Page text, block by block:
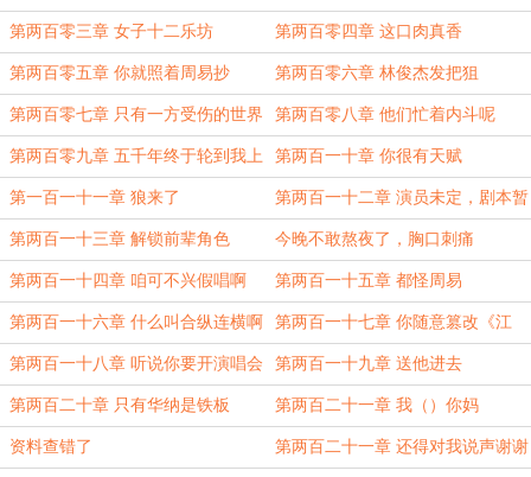
第两百零三章 女子十二乐坊 第两百零四章 这口肉真香
第两百零五章 你就照着周易抄 第两百零六章 林俊杰发把狙
第两百零七章 只有一方受伤的世界 第两百零八章 他们忙着内斗呢
第两百零九章 五千年终于轮到我上
场（4k4）
第两百一十章 你很有天赋
第一百一十一章 狼来了 第两百一十二章 演员未定，剧本暂
无
第两百一十三章 解锁前辈角色 今晚不敢熬夜了，胸口刺痛
第两百一十四章 咱可不兴假唱啊 第两百一十五章 都怪周易
第两百一十六章 什么叫合纵连横啊 第两百一十七章 你随意篡改《江
南》歌词那就是画蛇添足
第两百一十八章 听说你要开演唱会 第两百一十九章 送他进去
第两百二十章 只有华纳是铁板 第两百二十一章 我（）你妈
资料查错了 第两百二十一章 还得对我说声谢谢